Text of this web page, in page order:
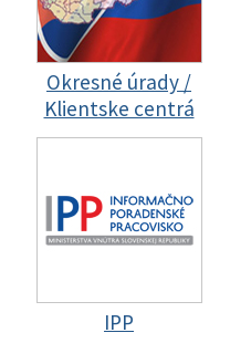
Okresné úrady /
Klientske centrá
IPP